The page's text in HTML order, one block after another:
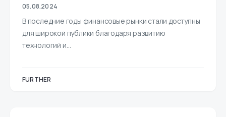
05.08.2024
В последние годы финансовые рынки стали доступны
для широкой публики благодаря развитию
технологий и…
FURTHER